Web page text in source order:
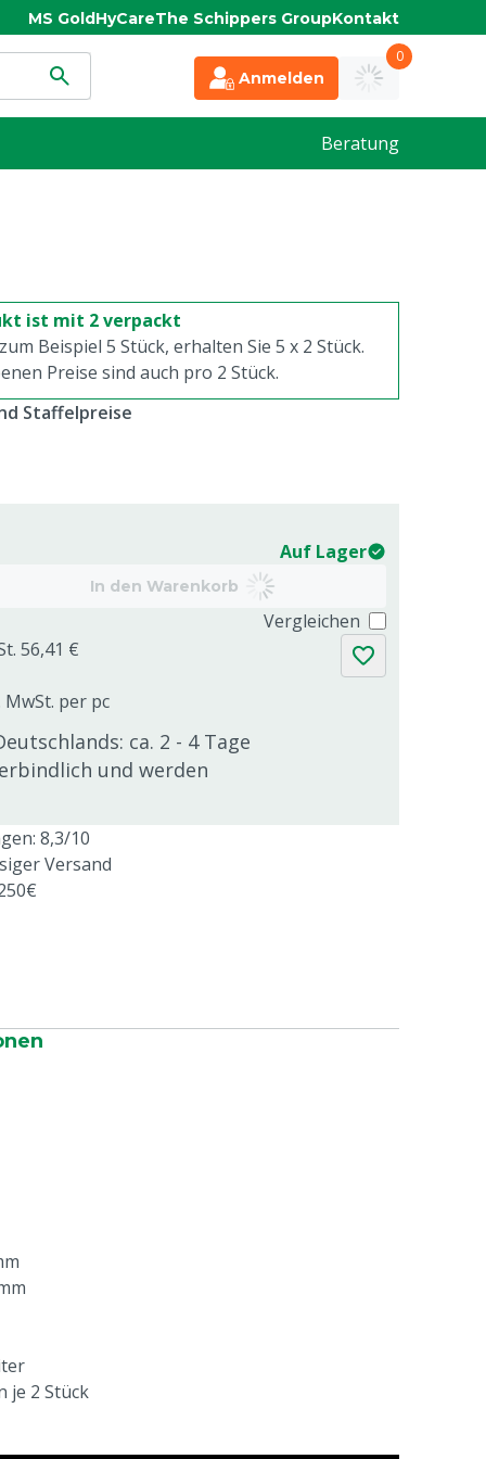
MS GoldHyCareThe Schippers GroupKontakt
Anmelden
0
Beratung
ist mit 2 verpackt
Beispiel 5 Stück, erhalten Sie 5 x 2 Stück.
Preise sind auch pro 2 Stück.
Auf Lager
In den Warenkorb
56,41 €
per pc
ca. 2 - 4 Tage
und werden
Vergleichen
Staffelpreise
8,3/10
Versand
je 2 Stück